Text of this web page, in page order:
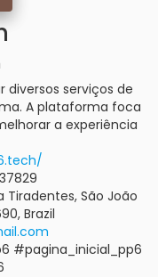
diversos serviços de
A plataforma foca
a experiência
Tiradentes, São João
Brazil
#pagina_inicial_pp6